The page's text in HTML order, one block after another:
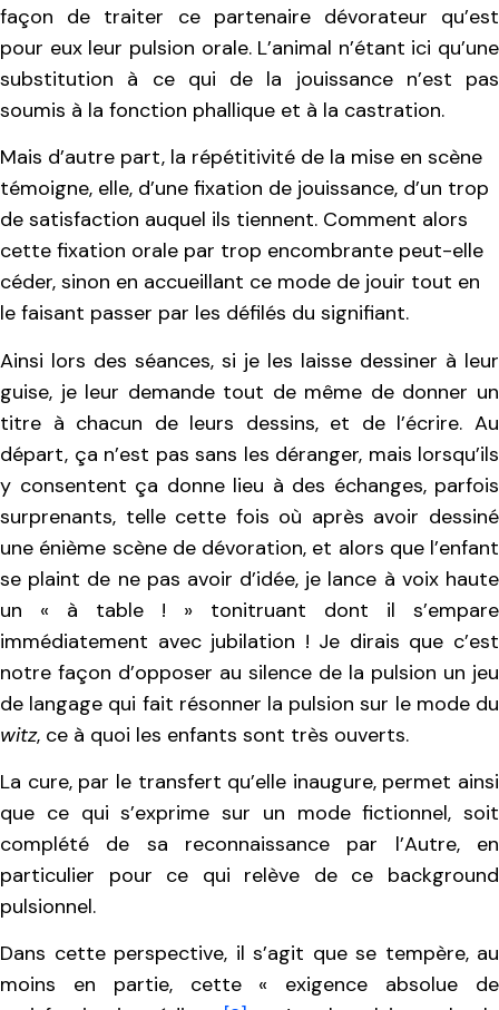
façon de traiter ce partenaire dévorateur qu’est
pour eux leur pulsion orale. L’animal n’étant ici qu’une
substitution à ce qui de la jouissance n’est pas
soumis à la fonction phallique et à la castration.
Mais d’autre part, la répétitivité de la mise en scène
témoigne, elle, d’une fixation de jouissance, d’un trop
de satisfaction auquel ils tiennent. Comment alors
cette fixation orale par trop encombrante peut-elle
céder, sinon en accueillant ce mode de jouir tout en
le faisant passer par les défilés du signifiant.
Ainsi lors des séances, si je les laisse dessiner à leur
guise, je leur demande tout de même de donner un
titre à chacun de leurs dessins, et de l’écrire. Au
départ, ça n’est pas sans les déranger, mais lorsqu’ils
y consentent ça donne lieu à des échanges, parfois
surprenants, telle cette fois où après avoir dessiné
une énième scène de dévoration, et alors que l’enfant
se plaint de ne pas avoir d’idée, je lance à voix haute
un « à table ! » tonitruant dont il s’empare
immédiatement avec jubilation ! Je dirais que c’est
notre façon d’opposer au silence de la pulsion un jeu
de langage qui fait résonner la pulsion sur le mode du
witz, ce à quoi les enfants sont très ouverts.
La cure, par le transfert qu’elle inaugure, permet ainsi
que ce qui s’exprime sur un mode fictionnel, soit
complété de sa reconnaissance par l’Autre, en
particulier pour ce qui relève de ce background
pulsionnel.
Dans cette perspective, il s’agit que se tempère, au
moins en partie, cette « exigence absolue de